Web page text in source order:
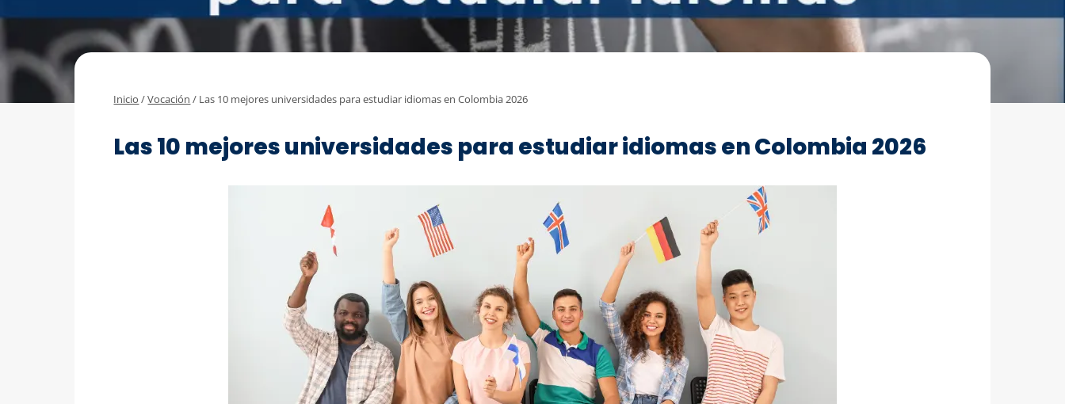
Inicio /Vocación / Las 10 mejores universidades para estudiar idiomas en Colombia 2026
Las 10 mejores universidades para estudiar idiomas en Colombia 2026